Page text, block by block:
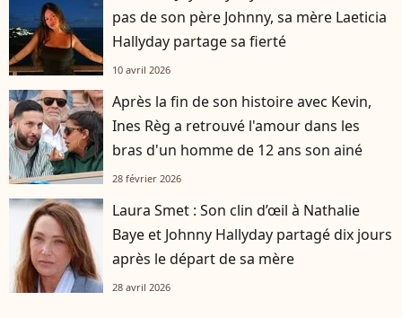
pas de son père Johnny, sa mère Laeticia
Hallyday partage sa fierté
10 avril 2026
Après la fin de son histoire avec Kevin,
Ines Règ a retrouvé l'amour dans les
bras d'un homme de 12 ans son ainé
28 février 2026
Laura Smet : Son clin d’œil à Nathalie
Baye et Johnny Hallyday partagé dix jours
après le départ de sa mère
28 avril 2026